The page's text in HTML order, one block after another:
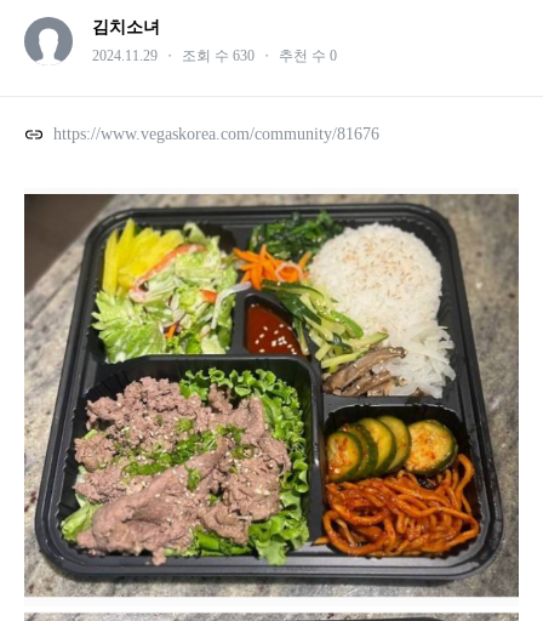
김치소녀
2024.11.29 ・ 조회 수 630 ・ 추천 수 0
https://www.vegaskorea.com/community/81676